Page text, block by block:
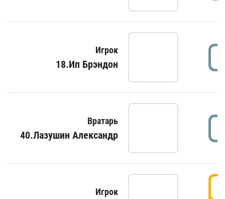
Игрок
18.Ип Брэндон
Вратарь
40.Лазушин Александр
Игрок